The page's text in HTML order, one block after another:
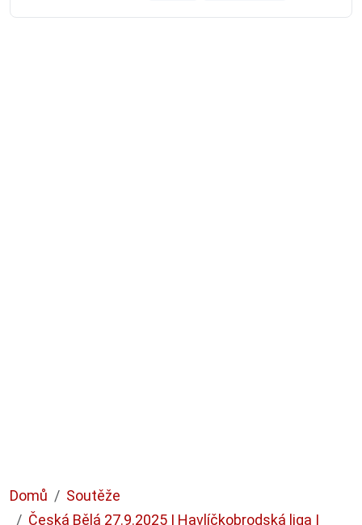
Domů
Soutěže
Česká Bělá 27.9.2025 | Havlíčkobrodská liga |